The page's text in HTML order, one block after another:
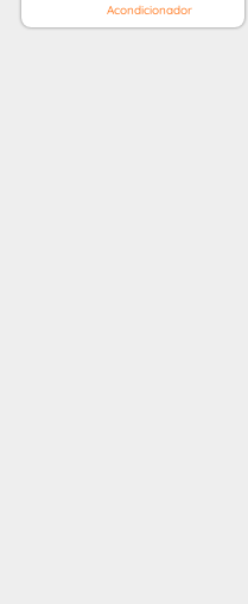
Acondicionador